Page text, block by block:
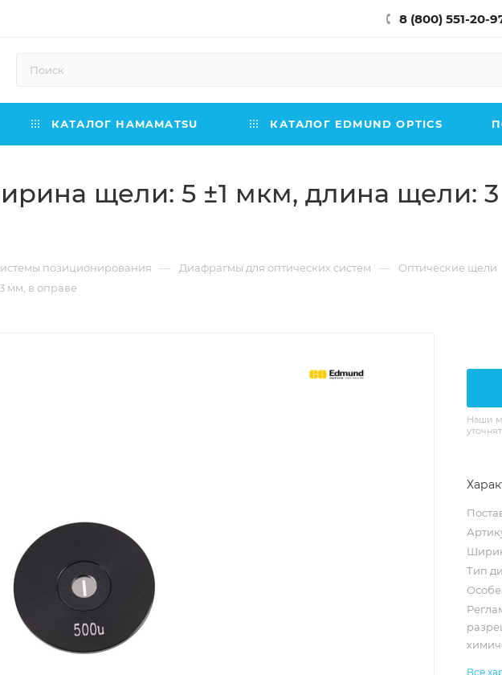
8 (800) 551-20-
КАТАЛОГ HAMAMATSU КАТАЛОГ EDMUND OPTICS
щели: 5 ±1 мкм, длина щели:
позиционирования — Диафрагмы для оптических систем — Оптические щели
мм, в оправе
Наши
Тип
Все